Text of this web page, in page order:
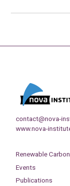
contact@nova-
www.nova-
Renewable Carbon
Events
Publications